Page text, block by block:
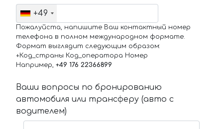
+49
Пожалуйста, напишите Ваш контактный номер
телефона в полном международном формате.
Формат выглядит следующим образом:
+Код_страны Код_оператора Номер
Например, +49 176 22366899
Ваши вопросы по бронированию
автомобиля или трансферу (авто с
водителем)